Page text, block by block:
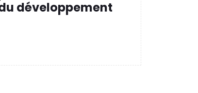
développement